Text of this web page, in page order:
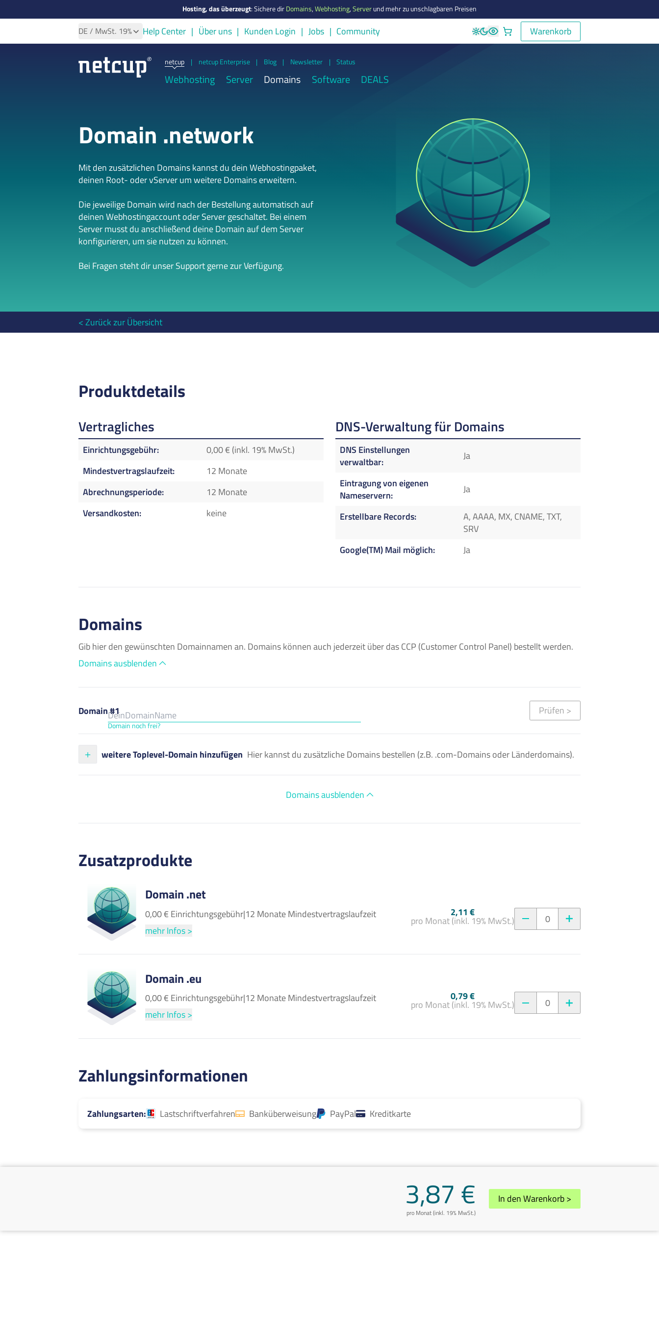
Hosting, das überzeugt:Sichere dirDomains,Webhosting,Serverund mehr zu unschlagbaren Preisen
DE / MwSt. 19% Help Center Über uns Kunden Login Jobs Community Warenkorb
Warenkorb
netcup | netcup Enterprise | Blog | Newsletter | Status
Webhosting Server Domains Software DEALS
Domain .network
Mit den zusätzlichen Domains kannst du dein Webhostingpaket,
deinen Root- oder vServer um weitere Domains erweitern.
Die jeweilige Domain wird nach der Bestellung automatisch auf
deinen Webhostingaccount oder Server geschaltet. Bei einem
Server musst du anschließend deine Domain auf dem Server
konfigurieren, um sie nutzen zu können.
Bei Fragen steht dir unser Support gerne zur Verfügung.
Zurück zur Übersicht
Produktdetails
Vertragliches
Einrichtungsgebühr
0,00 € (inkl. 19% MwSt.)
Mindestvertragslaufzeit
12 Monate
Abrechnungsperiode
12 Monate
Versandkosten
keine
DNS-Verwaltung für Domains
DNS Einstellungen
verwaltbar
Ja
Eintragung von eigenen
Nameservern
Ja
Erstellbare Records
A, AAAA, MX, CNAME, TXT,
SRV
Google(TM) Mail möglich
Ja
Domains
Gib hier den gewünschten Domainnamen an. Domains können auch jederzeit über das CCP (Customer Control Panel) bestellt werden.
Domains ausblenden
Domain #1
Domain noch frei?
Prüfen >
weitere Toplevel-Domain hinzufügen Hier kannst du zusätzliche Domains bestellen (z.B. .com-Domains oder Länderdomains).
Domains ausblenden
Zusatzprodukte
Domain .net
0,00 € Einrichtungsgebühr|12 Monate Mindestvertragslaufzeit
mehr Infos >
2,11 €
pro Monat (inkl. 19% MwSt.) 0
Domain .eu
0,00 € Einrichtungsgebühr|12 Monate Mindestvertragslaufzeit
mehr Infos >
0,79 €
pro Monat (inkl. 19% MwSt.) 0
Zahlungsinformationen
Zahlungsarten Lastschriftverfahren Banküberweisung PayPal Kreditkarte
3,87 €
pro Monat (inkl. 19% MwSt.)
In den Warenkorb >